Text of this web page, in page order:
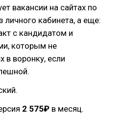
вакансии на сайтах по
личного кабинета, а еще:
с кандидатом и
которым не
в воронку, если
2 575₽ в месяц.